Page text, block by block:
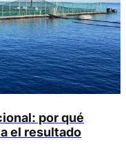
por qué
el resultado